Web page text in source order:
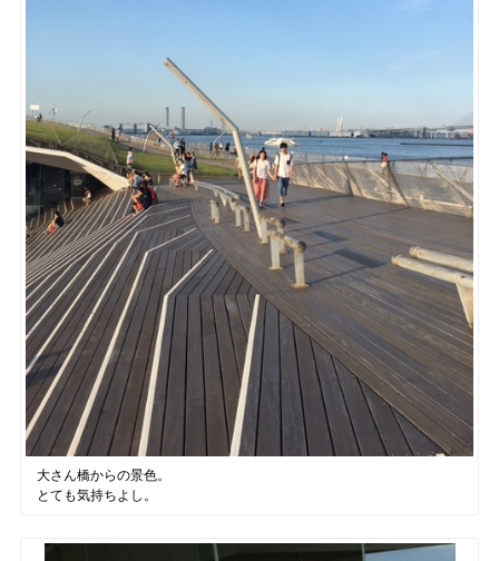
大さん橋からの景色。
とても気持ちよし。